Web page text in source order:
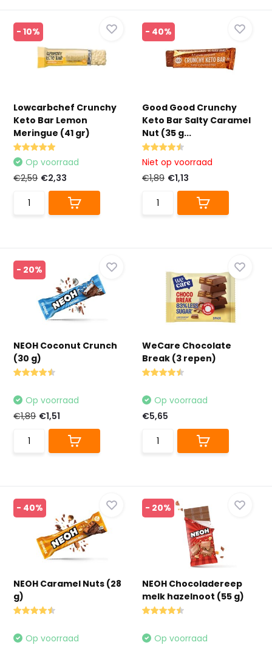
- 10%
Lowcarbchef Crunchy
Keto Bar Lemon
Meringue (41 gr)
Op voorraad
€2,59 €2,33
- 40%
Good Good Crunchy
Keto Bar Salty Caramel
Nut (35 g...
Niet op voorraad
€1,89 €1,13
- 20%
NEOH Coconut Crunch
(30 g)
Op voorraad
€1,89 €1,51
WeCare Chocolate
Break (3 repen)
Op voorraad
€5,65
- 40%
NEOH Caramel Nuts (28
g)
Op voorraad
- 20%
NEOH Chocoladereep
melk hazelnoot (55 g)
Op voorraad